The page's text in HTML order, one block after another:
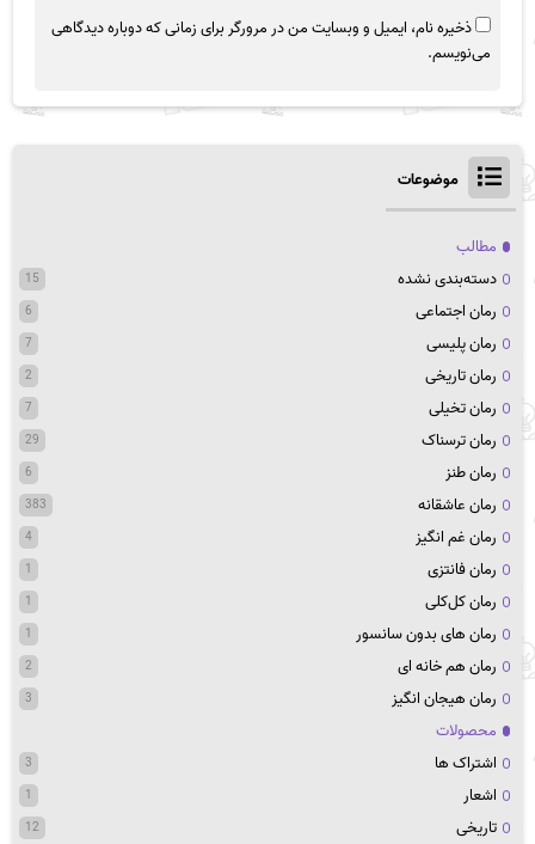
ذخیره نام، ایمیل و وبسایت من در مرورگر برای زمانی که دوباره دیدگاهی
می‌نویسم.
موضوعات
مطالب
دسته‌بندی نشده
15
رمان اجتماعی 6
رمان پلیسی 7
رمان تاریخی 2
رمان تخیلی 7
رمان ترسناک 29
رمان طنز 6
رمان عاشقانه 383
رمان غم انگیز 4
رمان فانتزی 1
رمان کل‌کلی 1
رمان های بدون سانسور 1
رمان هم خانه ای 2
رمان هیجان انگیز 3
محصولات
اشتراک ها
3
اشعار 1
تاریخی 12